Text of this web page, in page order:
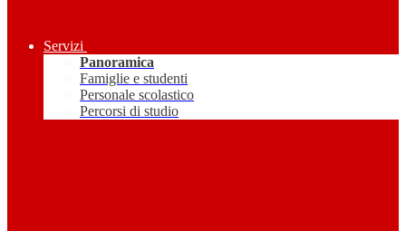
Servizi
Panoramica
Famiglie e studenti
Personale scolastico
Percorsi di studio